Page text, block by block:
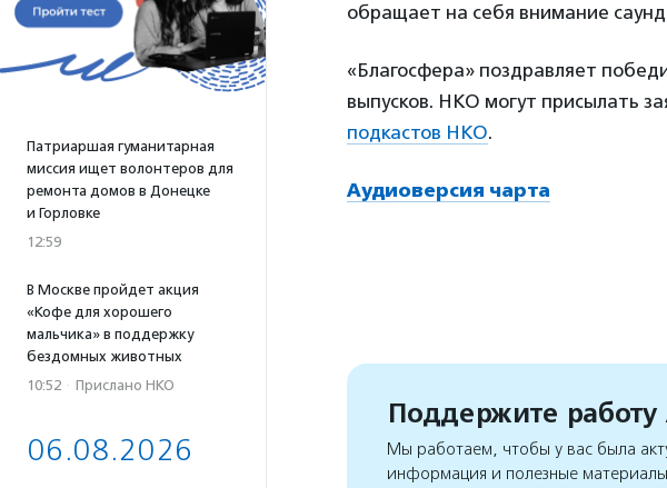
Патриаршая гуманитарная
миссия ищет волонтеров для
ремонта домов в Донецке
и Горловке
12:59
В Москве пройдет акция
«Кофе для хорошего
мальчика» в поддержку
бездомных животных
10:52 · Прислано НКО
06.08.2026
обращает на себя внимание
«Благосфера» поздравляет
выпусков. НКО могут присылать
подкастов НКО.
Аудиоверсия чарта
Поддержите
Мы работаем, чтобы у вас была
информация и полезные